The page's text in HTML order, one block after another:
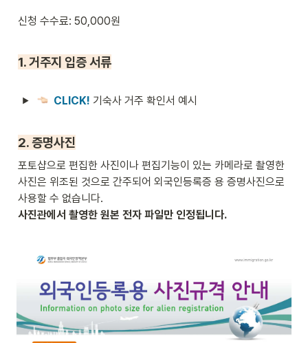
신청 수수료: 50,000원
1. 거주지 입증 서류
CLICK! 기숙사 거주 확인서 예시
2. 증명사진
포토샵으로 편집한 사진이나 편집기능이 있는 카메라로 촬영한
사진은 위조된 것으로 간주되어 외국인등록증 용 증명사진으로
사진관에서 촬영한 원본 전자 파일만 인정됩니다.